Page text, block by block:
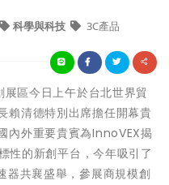
科學與科技 3C產品
區今日上午於台北世界貿
賴清德特別出席擔任開幕貴
內外重要貴賓為InnoVEX揭
性的新創平台，今年吸引了
器共襄盛舉，參展商規模創